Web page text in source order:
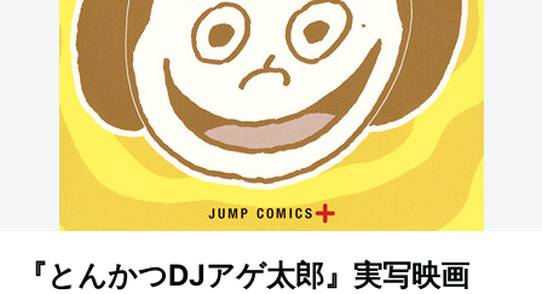
『とんかつDJアゲ太郎』実写映画